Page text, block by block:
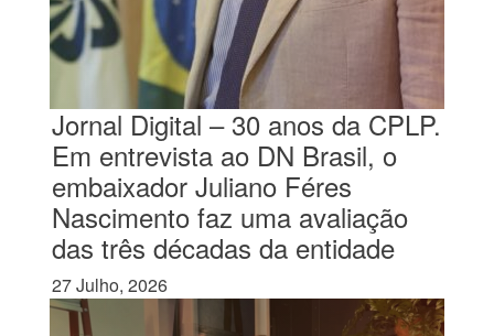
Jornal Digital – 30 anos da CPLP.
Em entrevista ao DN Brasil, o
embaixador Juliano Féres
Nascimento faz uma avaliação
das três décadas da entidade
27 Julho, 2026